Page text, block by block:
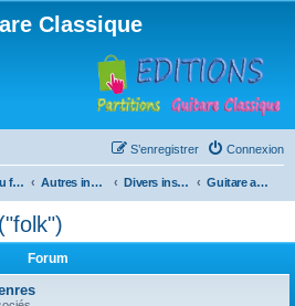
Classique
Connexion
S’enregistrer
Index du forum Autres instruments à cordes pincées, ou styles Divers instruments Guitare acoustique ("folk")
Forum